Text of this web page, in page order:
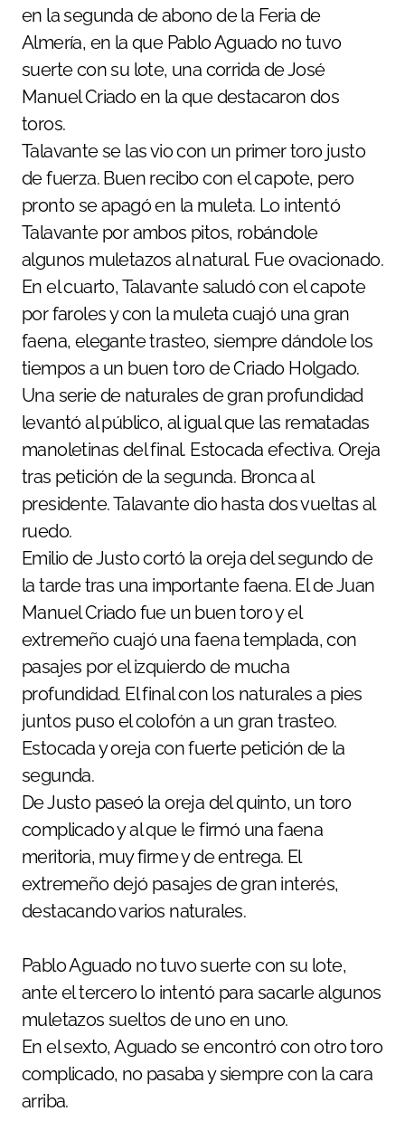
en la segunda de abono de la Feria de
Almería, en la que Pablo Aguado no tuvo
suerte con su lote, una corrida de José
Manuel Criado en la que destacaron dos
toros.
Talavante se las vio con un primer toro justo
de fuerza. Buen recibo con el capote, pero
pronto se apagó en la muleta. Lo intentó
Talavante por ambos pitos, robándole
algunos muletazos al natural. Fue ovacionado.
En el cuarto, Talavante saludó con el capote
por faroles y con la muleta cuajó una gran
faena, elegante trasteo, siempre dándole los
tiempos a un buen toro de Criado Holgado.
Una serie de naturales de gran profundidad
levantó al público, al igual que las rematadas
manoletinas del final. Estocada efectiva. Oreja
tras petición de la segunda. Bronca al
presidente. Talavante dio hasta dos vueltas al
ruedo.
Emilio de Justo cortó la oreja del segundo de
la tarde tras una importante faena. El de Juan
Manuel Criado fue un buen toro y el
extremeño cuajó una faena templada, con
pasajes por el izquierdo de mucha
profundidad. El final con los naturales a pies
juntos puso el colofón a un gran trasteo.
Estocada y oreja con fuerte petición de la
segunda.
De Justo paseó la oreja del quinto, un toro
complicado y al que le firmó una faena
meritoria, muy firme y de entrega. El
extremeño dejó pasajes de gran interés,
destacando varios naturales.
Pablo Aguado no tuvo suerte con su lote,
ante el tercero lo intentó para sacarle algunos
muletazos sueltos de uno en uno.
En el sexto, Aguado se encontró con otro toro
complicado, no pasaba y siempre con la cara
arriba.